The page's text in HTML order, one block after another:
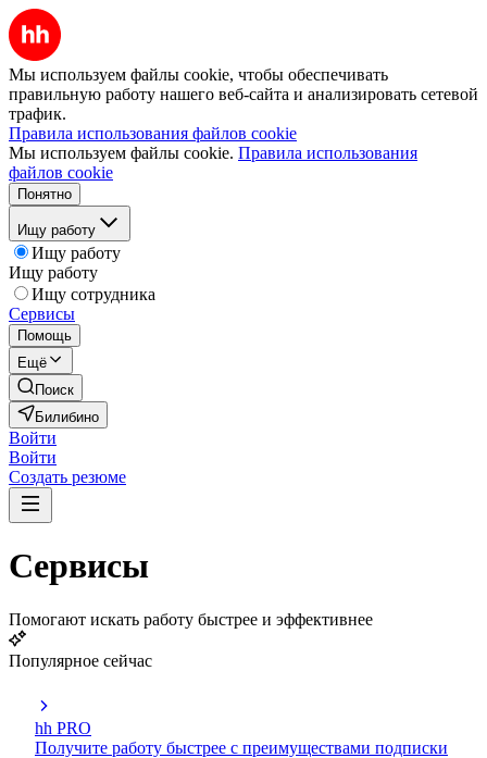
Мы используем файлы cookie, чтобы обеспечивать
правильную работу нашего веб-сайта и анализировать сетевой
трафик.
Правила использования файлов cookie
Мы используем файлы cookie. Правила использования
файлов cookie
Понятно
Ищу работу
Ищу работу
Ищу работу
Ищу сотрудника
Сервисы
Помощь
Ещё
Поиск
Билибино
Войти
Войти
Создать резюме
Сервисы
Помогают искать работу быстрее и эффективнее
Популярное сейчас
hh PRO
Получите работу быстрее с преимуществами подписки